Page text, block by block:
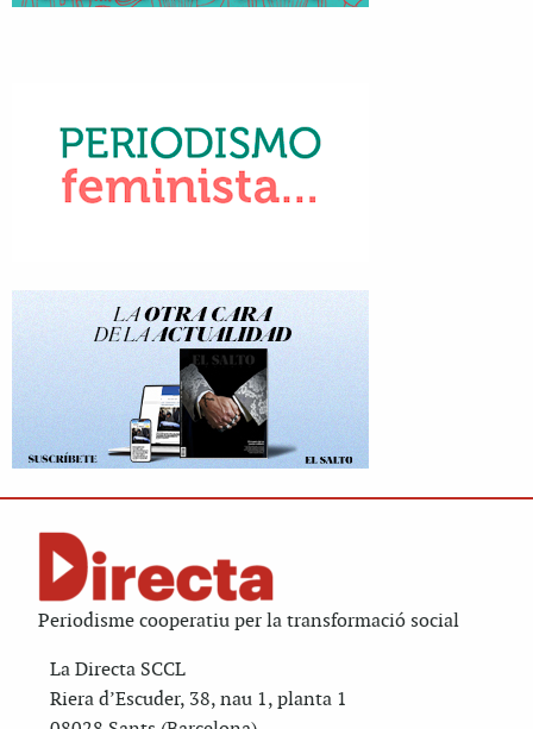
Periodisme cooperatiu per la transformació social
La Directa SCCL
Riera d’Escuder, 38, nau 1, planta 1